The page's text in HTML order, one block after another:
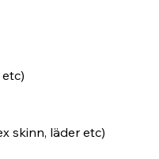
skinn, läder etc)